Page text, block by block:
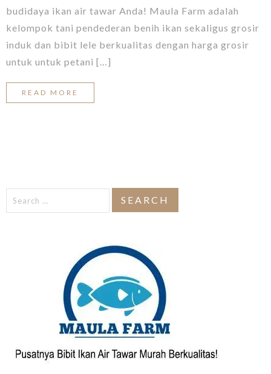
budidaya ikan air tawar Anda! Maula Farm adalah
kelompok tani pendederan benih ikan sekaligus grosir
induk dan bibit lele berkualitas dengan harga grosir
untuk untuk petani […]
READ MORE
Search
for: